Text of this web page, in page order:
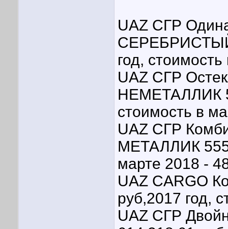
UAZ СГР
год,
UAZ СГР
НЕМЕТАЛЛИК
стоимость в
UAZ СГР
МЕТАЛЛИК 555
марте 2018 -
UAZ CARGO
руб,2017 год,
UAZ СГР